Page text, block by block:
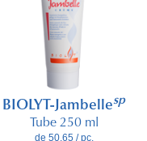
BIOLYT-Jambellesp
Tube 250 ml
de 50.65 / pc.